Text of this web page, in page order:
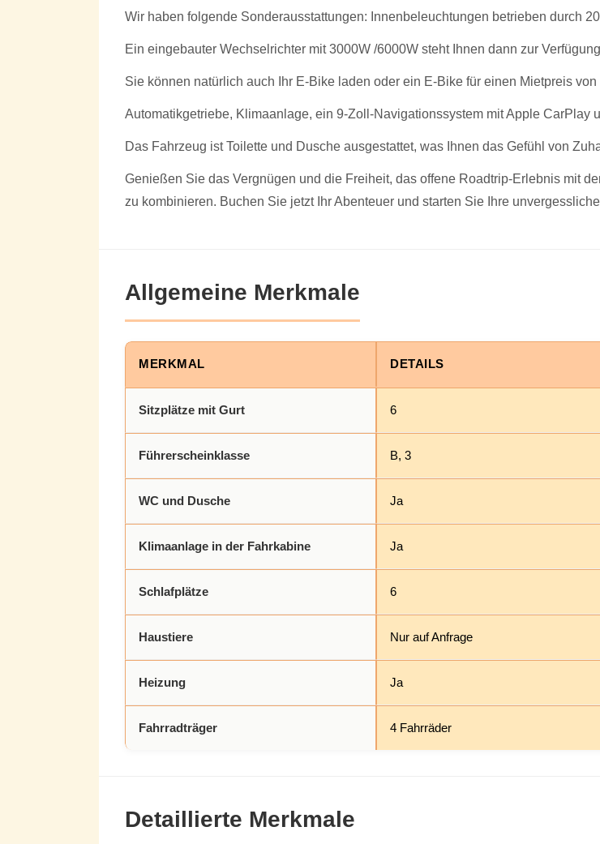
Wir haben folgende Sonderausstattungen: Innenbeleuchtungen betrieben durch
Ein eingebauter Wechselrichter mit 3000W /6000W steht Ihnen dann zur
Sie können natürlich auch Ihr E-Bike laden oder ein E-Bike für einen Mietpreis
Automatikgetriebe, Klimaanlage, ein 9-Zoll-Navigationssystem mit Apple CarPlay
Das Fahrzeug ist Toilette und Dusche ausgestattet, was Ihnen das Gefühl von
Genießen Sie das Vergnügen und die Freiheit, das offene Roadtrip-Erlebnis mit
zu kombinieren. Buchen Sie jetzt Ihr Abenteuer und starten Sie Ihre
Allgemeine Merkmale
MERKMAL DETAILS
Sitzplätze mit Gurt 6
Führerscheinklasse B, 3
WC und Dusche Ja
Klimaanlage in der Fahrkabine Ja
Schlafplätze 6
Haustiere Nur auf Anfrage
Heizung Ja
Fahrradträger 4 Fahrräder
Detaillierte Merkmale